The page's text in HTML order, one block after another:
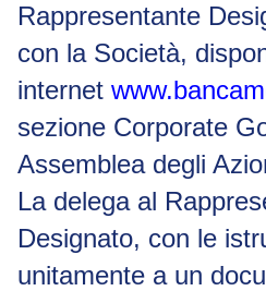
Rappresentante
con la Società,
internet
sezione Corporate
Assemblea degli
La delega al
Designato, con le
unitamente a un